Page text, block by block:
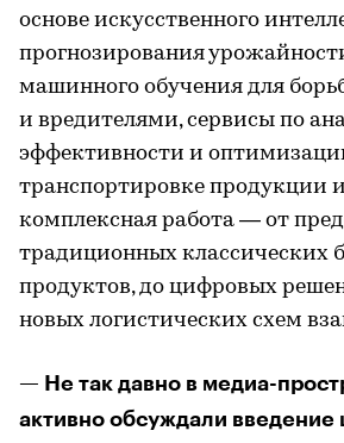
основе искусственного
прогнозирования
машинного обучения для
и вредителями, сервисы по
эффективности и
транспортировке продукции
комплексная работа — от
традиционных классических
продуктов, до цифровых
новых логистических схем
— Не так давно в медиа-
активно обсуждали введение